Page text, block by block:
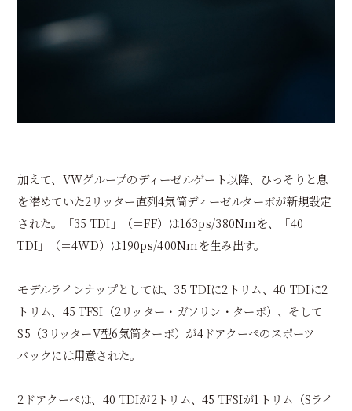
加えて、VWグループのディーゼルゲート以降、ひっそりと息
を潜めていた2リッター直列4気筒ディーゼルターボが新規設定
された。「35 TDI」（＝FF）は163ps/380Nmを、「40
TDI」（＝4WD）は190ps/400Nmを生み出す。
モデルラインナップとしては、35 TDIに2トリム、40 TDIに2
トリム、45 TFSI（2リッター・ガソリン・ターボ）、そして
S5（3リッターV型6気筒ターボ）が4ドアクーペのスポーツ
バックには用意された。
2ドアクーペは、40 TDIが2トリム、45 TFSIが1トリム（Sライ